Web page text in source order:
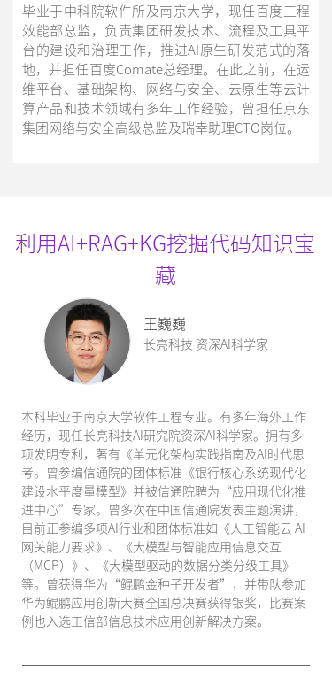
毕业于中科院软件所及南京大学，现任百度工程
效能部总监，负责集团研发技术、流程及工具平
台的建设和治理工作，推进AI原生研发范式的落
地，并担任百度Comate总经理。在此之前，在运
维平台、基础架构、网络与安全、云原生等云计
算产品和技术领域有多年工作经验，曾担任京东
集团网络与安全高级总监及瑞幸助理CTO岗位。
王巍巍
长亮科技 资深AI科学家
本科毕业于南京大学软件工程专业。有多年海外工作
经历，现任长亮科技AI研究院资深AI科学家。拥有多
项发明专利，著有《单元化架构实践指南及AI时代思
考。曾参编信通院的团体标准《银行核心系统现代化
建设水平度量模型》并被信通院聘为“应用现代化推
进中心”专家。曾多次在中国信通院发表主题演讲，
目前正参编多项AI行业和团体标准如《人工智能云 AI
网关能力要求》、《大模型与智能应用信息交互
（MCP）》、《大模型驱动的数据分类分级工具》
等。曾获得华为“鲲鹏金种子开发者”，并带队参加
华为鲲鹏应用创新大赛全国总决赛获得银奖，比赛案
例也入选工信部信息技术应用创新解决方案。
利用AI+RAG+KG挖掘代码知识宝
藏